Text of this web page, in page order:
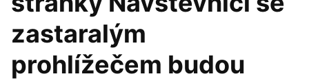
zastaralým
prohlížečem budou